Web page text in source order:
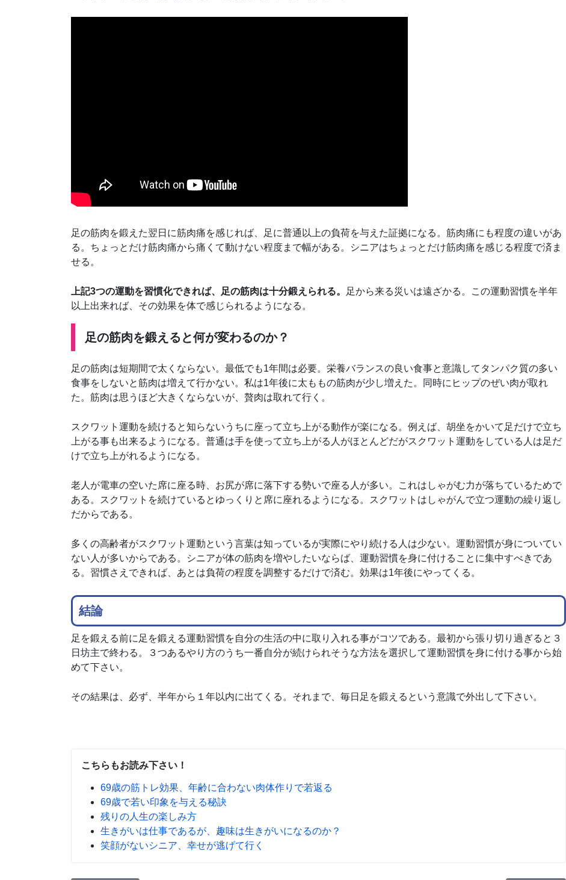
足の筋肉を鍛えた翌日に筋肉痛を感じれば、足に普通以上の負荷を与えた証拠になる。筋肉痛にも程度の違いがあ
る。ちょっとだけ筋肉痛から痛くて動けない程度まで幅がある。シニアはちょっとだけ筋肉痛を感じる程度で済ま
せる。
上記3つの運動を習慣化できれば、足の筋肉は十分鍛えられる。
足から来る災いは遠ざかる。この運動習慣を半年
以上出来れば、その効果を体で感じられるようになる。
足の筋肉を鍛えると何が変わるのか？
足の筋肉は短期間で太くならない。最低でも1年間は必要。栄養バランスの良い食事と意識してタンパク質の多い
食事をしないと筋肉は増えて行かない。私は1年後に太ももの筋肉が少し増えた。同時にヒップのぜい肉が取れ
た。筋肉は思うほど大きくならないが、贅肉は取れて行く。
スクワット運動を続けると知らないうちに座って立ち上がる動作が楽になる。例えば、胡坐をかいて足だけで立ち
上がる事も出来るようになる。普通は手を使って立ち上がる人がほとんどだがスクワット運動をしている人は足だ
けで立ち上がれるようになる。
老人が電車の空いた席に座る時、お尻が席に落下する勢いで座る人が多い。これはしゃがむ力が落ちているためで
ある。スクワットを続けているとゆっくりと席に座れるようになる。スクワットはしゃがんで立つ運動の繰り返し
だからである。
多くの高齢者がスクワット運動という言葉は知っているが実際にやり続ける人は少ない。運動習慣が身についてい
ない人が多いからである。シニアが体の筋肉を増やしたいならば、運動習慣を身に付けることに集中すべきであ
る。習慣さえできれば、あとは負荷の程度を調整するだけで済む。効果は1年後にやってくる。
結論
足を鍛える前に足を鍛える運動習慣を自分の生活の中に取り入れる事がコツである。最初から張り切り過ぎると３
日坊主で終わる。３つあるやり方のうち一番自分が続けられそうな方法を選択して運動習慣を身に付ける事から始
めて下さい。
その結果は、必ず、半年から１年以内に出てくる。それまで、毎日足を鍛えるという意識で外出して下さい。
こちらもお読み下さい！
69歳の筋トレ効果、年齢に合わない肉体作りで若返る
69歳で若い印象を与える秘訣
残りの人生の楽しみ方
生きがいは仕事であるが、趣味は生きがいになるのか？
笑顔がないシニア、幸せが逃げて行く